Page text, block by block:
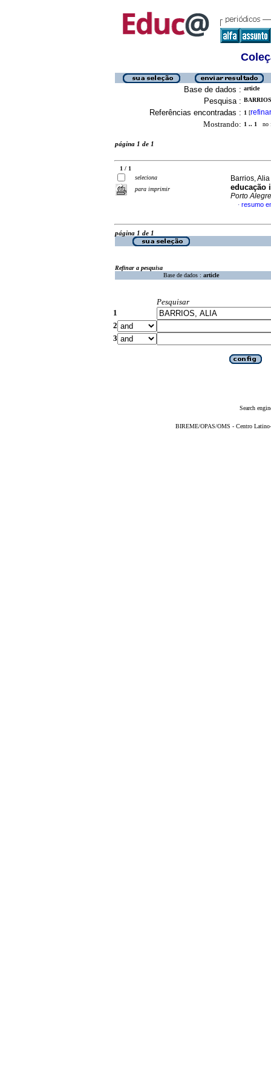
Base de dados : article
Pesquisa :
Referências encontradas : 1 [refinar
Mostrando: 1 .. 1 no
página 1 de 1
1 / 1
seleciona
para imprimir
Barrios,
educação
Porto Alegre
· resumo
página 1 de 1
Refinar a pesquisa
Base de dados : article
Pesquisar
1
2
3
Search
BIREME/OPAS/OMS - Centro Latino-